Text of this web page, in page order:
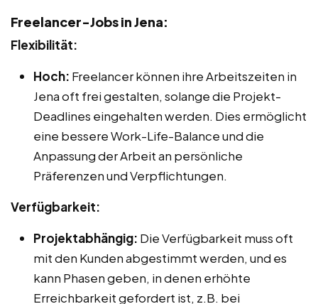
Freelancer-Jobs in Jena:
Flexibilität:
Hoch: Freelancer können ihre Arbeitszeiten in
Jena oft frei gestalten, solange die Projekt-
Deadlines eingehalten werden. Dies ermöglicht
eine bessere Work-Life-Balance und die
Anpassung der Arbeit an persönliche
Präferenzen und Verpflichtungen.
Verfügbarkeit:
Projektabhängig: Die Verfügbarkeit muss oft
mit den Kunden abgestimmt werden, und es
kann Phasen geben, in denen erhöhte
Erreichbarkeit gefordert ist, z.B. bei